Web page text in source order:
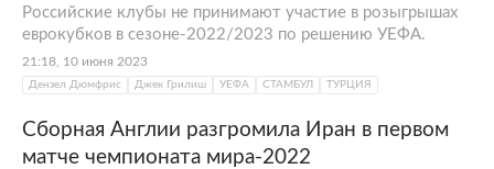
Российские клубы не принимают участие в розыгрышах
еврокубков в сезоне-2022/2023 по решению УЕФА.
21:18, 10 июня 2023
Дензел Дюмфрис Джек Грилиш УЕФА СТАМБУЛ ТУРЦИЯ
Сборная Англии разгромила Иран в первом
матче чемпионата мира-2022